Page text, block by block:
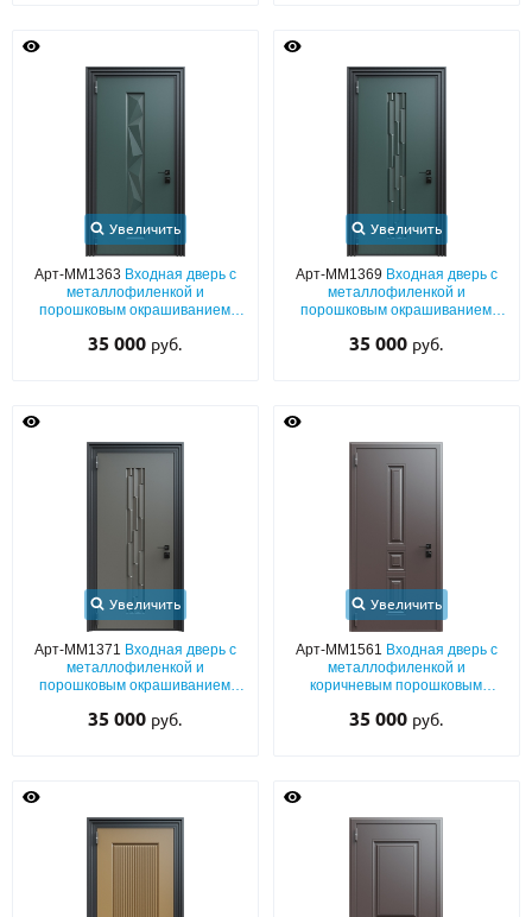
Увеличить
Арт-ММ1363 Входная дверь с
металлофиленкой и
порошковым окрашиванием
35 000 руб.
Увеличить
Арт-ММ1369 Входная дверь с
металлофиленкой и
порошковым окрашиванием
35 000 руб.
Увеличить
Арт-ММ1371 Входная дверь с
металлофиленкой и
порошковым окрашиванием
35 000 руб.
Увеличить
Арт-ММ1561 Входная дверь с
металлофиленкой и
коричневым порошковым
35 000 руб.